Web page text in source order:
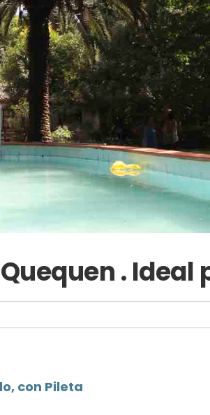
. Ideal
con Pileta